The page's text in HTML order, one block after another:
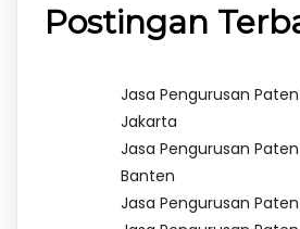
Postingan
Jasa Pengurusan
Jakarta
Jasa Pengurusan
Banten
Jasa Pengurusan